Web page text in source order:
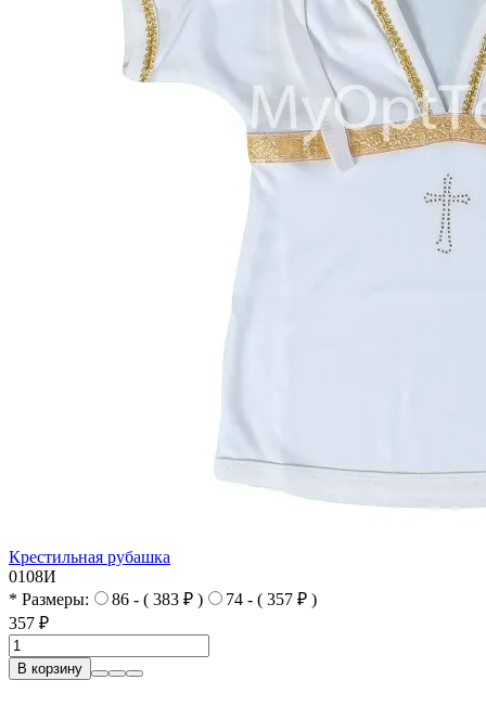
Крестильная рубашка
0108И
* Размеры:
86 - ( 383 ₽ )
74 - ( 357 ₽ )
357 ₽
В корзину